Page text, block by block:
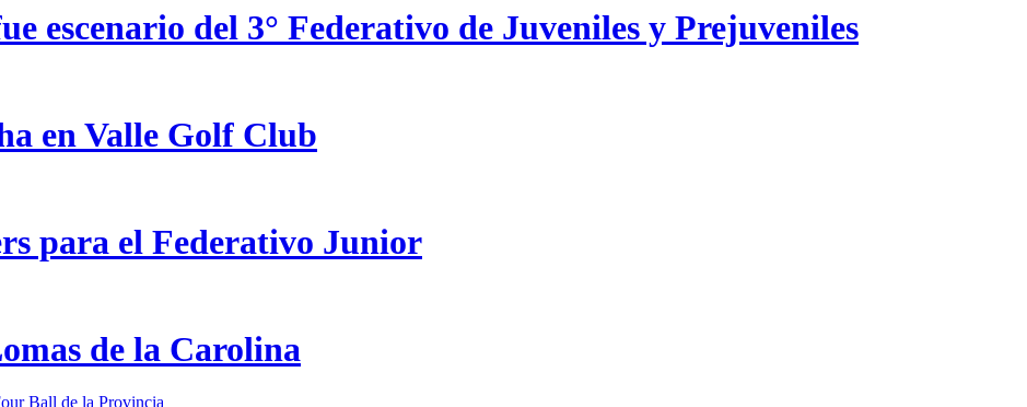
escenario del 3° Federativo de Juveniles y Prejuveniles
en Valle Golf Club
para el Federativo Junior
de la Carolina